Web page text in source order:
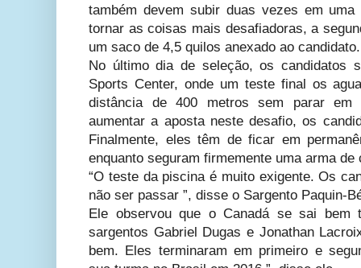
também devem subir duas vezes em
tornar as coisas mais desafiadoras, a
um saco de 4,5 quilos anexado ao candidato.
No último dia de seleção, os candidatos
Sports Center, onde um teste final os
distância de 400 metros sem parar em
aumentar a aposta neste desafio, os
Finalmente, eles têm de ficar em
enquanto seguram firmemente uma arma de
“O teste da piscina é muito exigente. Os
não ser passar ”, disse o Sargento Paquin-
Ele observou que o Canadá se sai bem
sargentos Gabriel Dugas e Jonathan
bem. Eles terminaram em primeiro e